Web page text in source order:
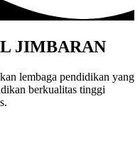
JIMBARAN
lembaga pendidikan yang
berkualitas tinggi